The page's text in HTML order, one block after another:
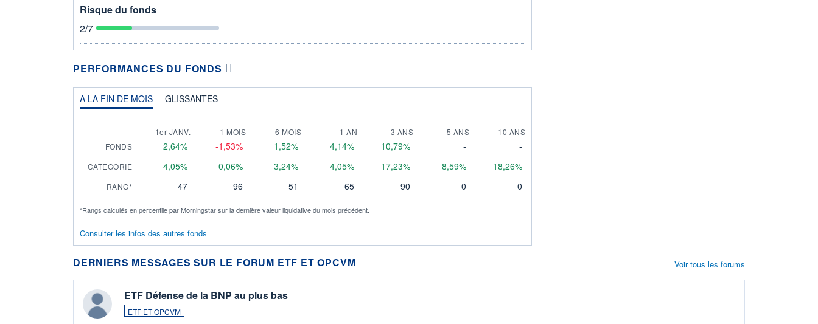
Risque du fonds
2/7
PERFORMANCES DU FONDS
A LA FIN DE MOIS GLISSANTES
1er JANV. 1 MOIS 6 MOIS 1 AN 3 ANS 5 ANS
10 ANS
FONDS
2,64% -1,53% 1,52% 4,14% 10,79% - -
CATEGORIE 4,05% 0,06% 3,24% 4,05% 17,23% 8,59% 18,26%
RANG* 47 96 51 65 90 0 0
*Rangs calculés en percentile par Morningstar sur la dernière valeur liquidative du mois précédent.
Consulter les infos des autres fonds
DERNIERS MESSAGES SUR LE FORUM ETF ET OPCVM
ETF Défense de la BNP au plus bas
ETF ET OPCVM
Voir tous les forums